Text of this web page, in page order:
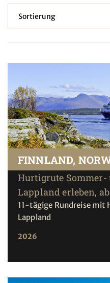
FINNLAND,
Hurtigrute Sommer-
Lappland erleben,
11-tägige Rundreise mit
Lappland
2026